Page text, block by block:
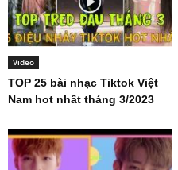
Video
TOP 25 bài nhạc Tiktok Việt
Nam hot nhất tháng 3/2023